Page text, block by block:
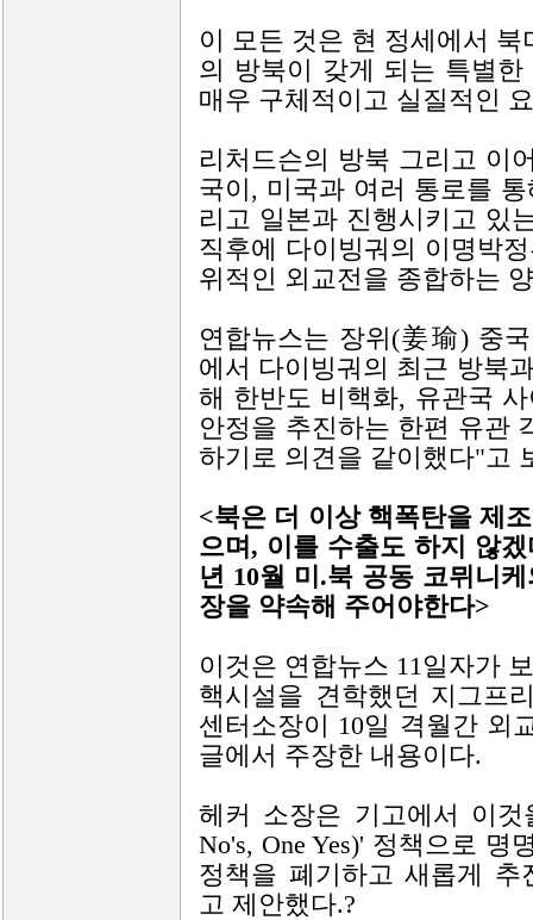
이 모든 것은 현 정세에서
의 방북이 갖게 되는 특별
매우 구체적이고 실질적인
리처드슨의 방북 그리고 이
국이, 미국과 여러 통로를
리고 일본과 진행시키고 있
직후에 다이빙궈의 이명박
위적인 외교전을 종합하는
연합뉴스는 장위(姜瑜) 중
에서 다이빙궈의 최근 방북
해 한반도 비핵화, 유관국
안정을 추진하는 한편 유관
하기로 의견을 같이했다"고
<북은 더 이상 핵폭탄을 제
으며, 이를 수출도 하지 않
년 10월 미.북 공동 코뮈니
장을 약속해 주어야한다>
이것은 연합뉴스 11일자가
핵시설을 견학했던 지그프
센터소장이 10일 격월간 외
글에서 주장한 내용이다.
헤커 소장은 기고에서 이
No's, One Yes)' 정책으로
정책을 폐기하고 새롭게 추
고 제안했다.?